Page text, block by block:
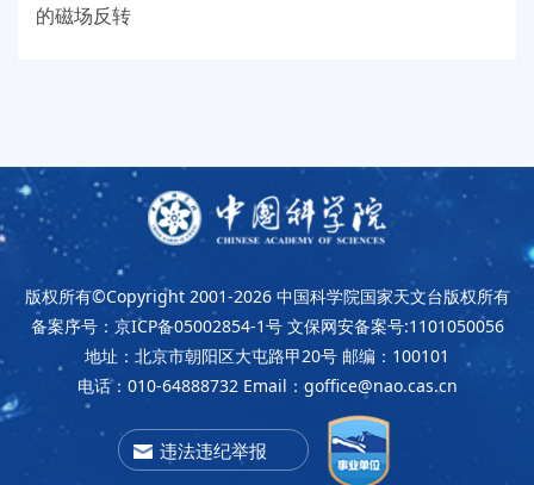
的磁场反转
版权所有©Copyright 2001-2026 中国科学院国家天文台版权所有
备案序号：京ICP备05002854-1号 文保网安备案号:1101050056
地址：北京市朝阳区大屯路甲20号 邮编：100101
电话：010-64888732 Email：goffice@nao.cas.cn
违法违纪举报